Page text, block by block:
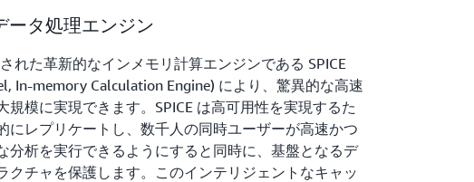
ータ処理エンジン
れた革新的なインメモリ計算エンジンである SPICE
In-memory Calculation Engine) により、驚異的な高速
規模に実現できます。SPICE は高可用性を実現するた
にレプリケートし、数千人の同時ユーザーが高速かつ
分析を実行できるようにすると同時に、基盤となるデ
クチャを保護します。このインテリジェントなキャッ